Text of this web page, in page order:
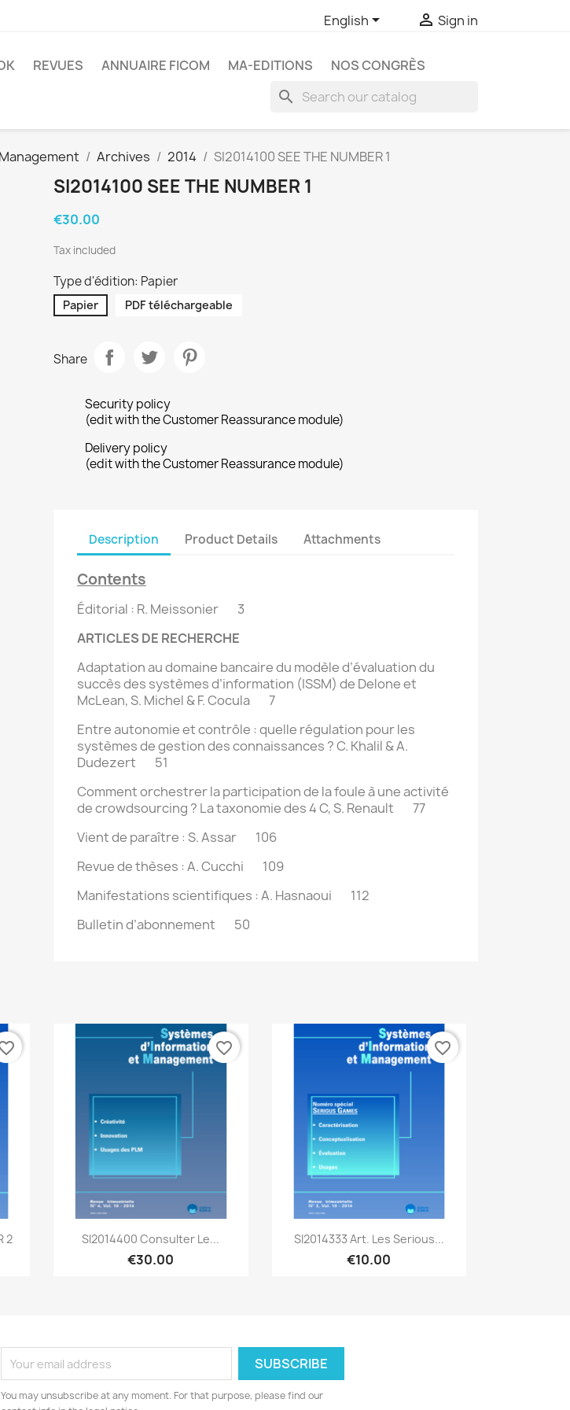
English  Sign in
REVUES ANNUAIRE FICOM MA-EDITIONS NOS CONGRÈS
search
Archives 2014 SI2014100 SEE THE NUMBER 1
SI2014100 SEE THE NUMBER 1
€30.00
Tax included
Type d'édition: Papier
Papier PDF téléchargeable
Share
Security policy
(edit with the Customer Reassurance module)
Delivery policy
(edit with the Customer Reassurance module)
Description Product Details Attachments
Contents
Éditorial : R. Meissonier 3
ARTICLES DE RECHERCHE
Adaptation au domaine bancaire du modèle d’évaluation du
succèsdes systèmes d’information (ISSM) de Delone et
McLean,S. Michel & F. Cocula 7
Entre autonomie et contrôle : quelle régulation pour les
systèmes de gestiondes connaissances ?C. Khalil & A.
Dudezert 51
Comment orchestrer la participation de la foule à une activité
de crowdsourcing ? La taxonomie des 4 C,S. Renault 77
Vient de paraître : S. Assar 106
Revue de thèses : A. Cucchi 109
Manifestations scientifiques : A. Hasnaoui 112
Bulletin d’abonnement 50
2 Quick view
SI2014400 Consulter Le...
€30.00
favorite_border
Quick view
SI2014333 Art. Les Serious...
€10.00
favorite_border
You may unsubscribe at any moment. For that purpose, please find our